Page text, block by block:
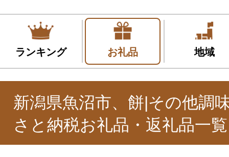
ランキング お礼品 地域
新潟県魚沼市、餅|その他調
さと納税お礼品・返礼品一覧